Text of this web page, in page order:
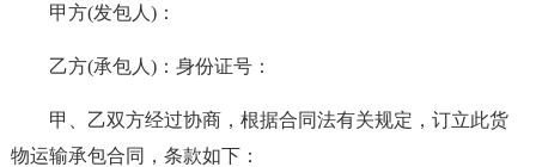
甲方(发包人)：
乙方(承包人)：身份证号：
甲、乙双方经过协商，根据合同法有关规定，订立此货
物运输承包合同，条款如下：